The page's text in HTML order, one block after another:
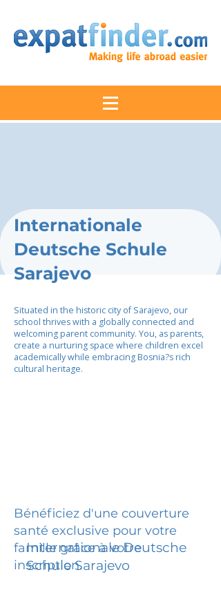
Internationale
Deutsche Schule
Sarajevo
Situated in the historic city of Sarajevo, our
school thrives with a globally connected and
welcoming parent community. You, as parents,
create a nurturing space where children excel
academically while embracing Bosnia?s rich
cultural heritage.
Bénéficiez d'une couverture
santé exclusive pour votre
famille grâce à votre
inscription.
Internationale Deutsche
Schule Sarajevo